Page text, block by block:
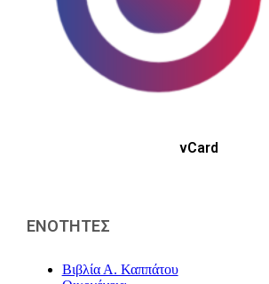
vCard
ΕΝΟΤΗΤΕΣ
Βιβλία Α. Καππάτου